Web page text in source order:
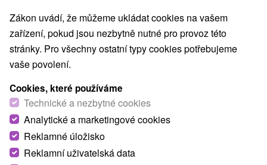
Obce a města
pro dva Tále(1) Jasná(1)
TIP
Zákon uvádí, že můžeme ukládat cookies na vašem
zařízení, pokud jsou nezbytně nutné pro provoz této
stránky. Pro všechny ostatní typy cookies potřebujeme
vaše povolení.
Cookies, které používáme
Technické a nezbytné cookies
Analytické a marketingové cookies
Reklamné úložisko
Reklamní uživatelská data